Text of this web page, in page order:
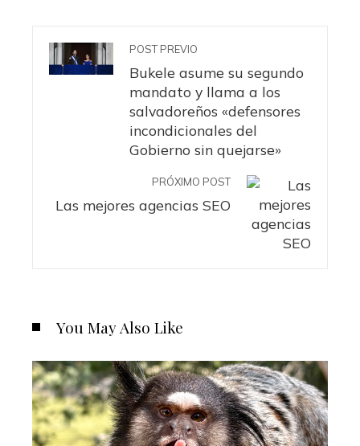
POST PREVIO
Bukele asume su segundo
mandato y llama a los
salvadoreños «defensores
incondicionales del
Gobierno sin quejarse»
PRÓXIMO POST
Las mejores agencias SEO
You May Also Like